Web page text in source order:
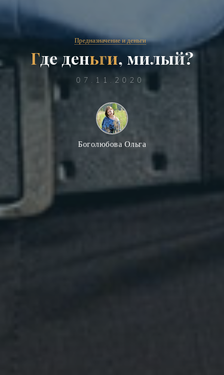
Предназначение и деньги
Где деньги, милый?
07.11.2020
Боголюбова Ольга